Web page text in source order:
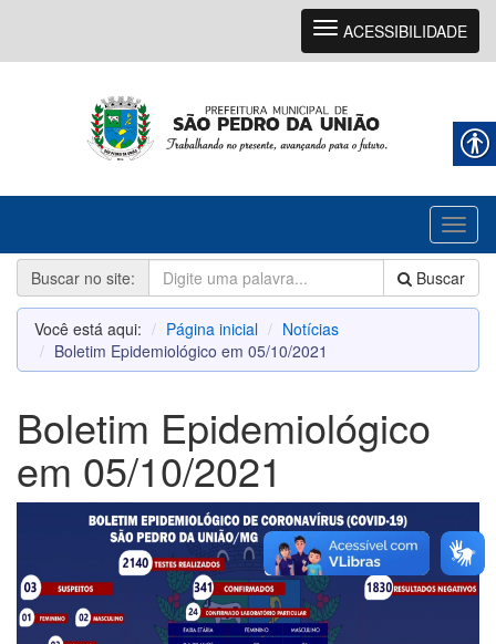
Navegação
ACESSIBILIDADE
Buscar no site:
Buscar
Você está aqui: Página inicial
Notícias
Boletim Epidemiológico em 05/10/2021
Boletim Epidemiológico
em 05/10/2021